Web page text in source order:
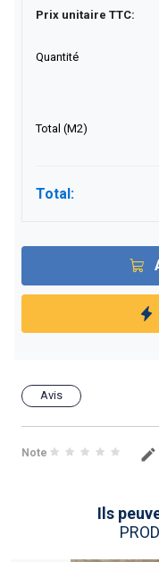
Prix unitaire TTC:
Quantité
Total (M2)
Total:
Avis
Note
Ils